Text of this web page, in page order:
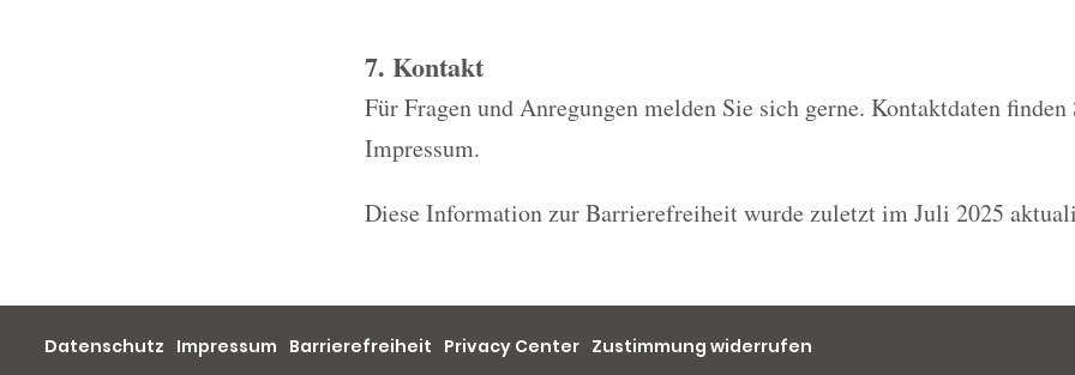
7. Kontakt
Für Fragen und Anregungen melden Sie sich gerne. Kontaktdaten
Impressum.
Diese Information zur Barrierefreiheit wurde zuletzt im Juli 2025
Datenschutz Impressum Barrierefreiheit Privacy Center Zustimmung widerrufen